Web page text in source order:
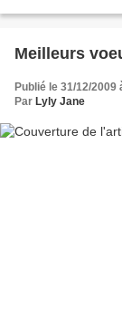
Meilleurs
Publié le 31/12/2009
Par Lyly Jane